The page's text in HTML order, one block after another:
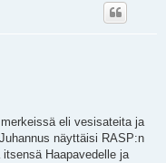
eli vesisateita ja
näyttäisi RASP:n
Haapavedelle ja